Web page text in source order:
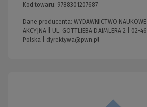
Kod towaru: 9788301207687
Dane producenta: WYDAWNICTWO
AKCYJNA | UL. GOTTLIEBA DAIMLERA 2 | 02-
Polska | dyrektywa@pwn.pl